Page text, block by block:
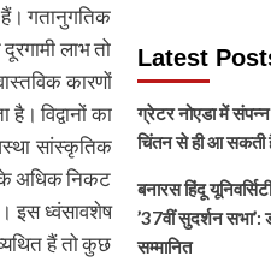
हैं। गतानुगतिक
लाभ तो
कारणों
विद्वानों का
सांस्कृतिक
के अधिक निकट
इस ध्वंसावशेष
हैं तो कुछ
Latest
ग्रेटर नोएडा में
चिंतन से ही आ सकती है
बनारस हिंदू
’37वीं सुदर्शन सभा’:
सम्मानित